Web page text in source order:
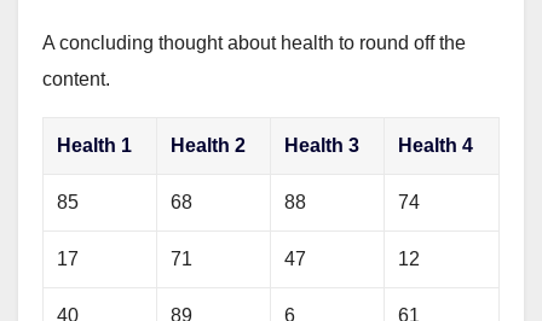
A concluding thought about health to round off the
content.
Health 1 Health 2 Health 3 Health 4
85 68 88 74
17 71 47 12
40 89 6 61